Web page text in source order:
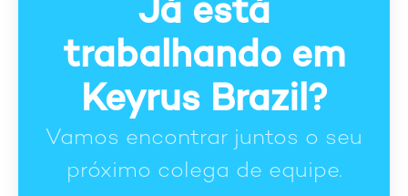
Já está
trabalhando em
Keyrus Brazil?
Vamos encontrar juntos o seu
próximo colega de equipe.